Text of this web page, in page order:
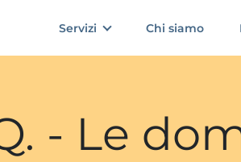
Servizi Chi siamo
- Le